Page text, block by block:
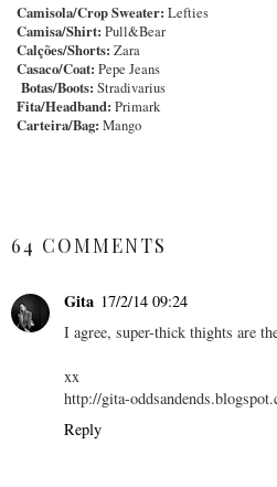
Camisola/Crop Sweater: Lefties
Camisa/Shirt: Pull&Bear
Calções/Shorts: Zara
Casaco/Coat: Pepe Jeans
Botas/Boots: Stradivarius
Fita/Headband: Primark
Carteira/Bag: Mango
64 COMMENTS
Gita 17/2/14 09:24
I agree, super-thick thights are
xx
http://gita-
Reply